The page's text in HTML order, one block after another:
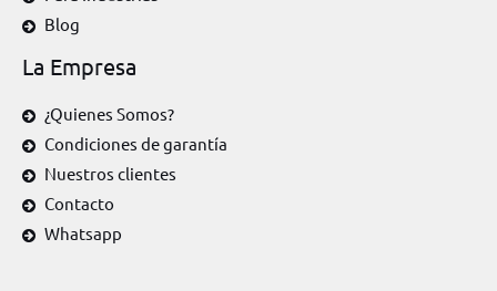
Blog
La Empresa
¿Quienes Somos?
Condiciones de garantía
Nuestros clientes
Contacto
Whatsapp